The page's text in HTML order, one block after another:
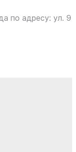
по адресу: ул. 9